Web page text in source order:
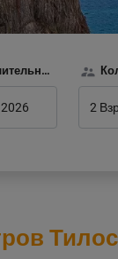
Период & длительность
2